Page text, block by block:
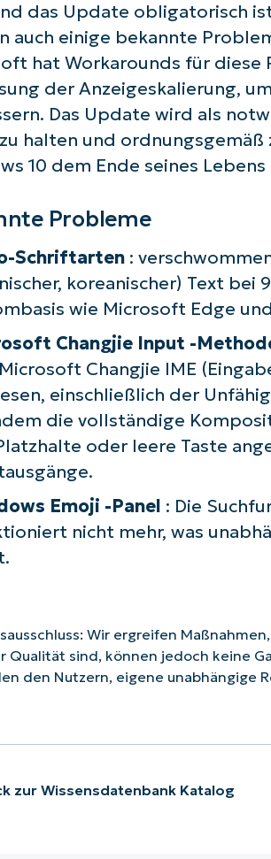
das Update obligatorisch
auch einige bekannte
hat Workarounds für
der Anzeigeskalierung,
Das Update wird als
halten und
10 dem Ende seines
Probleme
Schriftarten :
koreanischer) Text bei
wie Microsoft Edge
Changjie Input -
Changjie IME
einschließlich der
die vollständige
oder leere Taste
Emoji -Panel : Die
nicht mehr, was
Wir ergreifen
Qualität sind, können jedoch keine
den Nutzern, eigene unabhängige
zur Wissensdatenbank Katalog